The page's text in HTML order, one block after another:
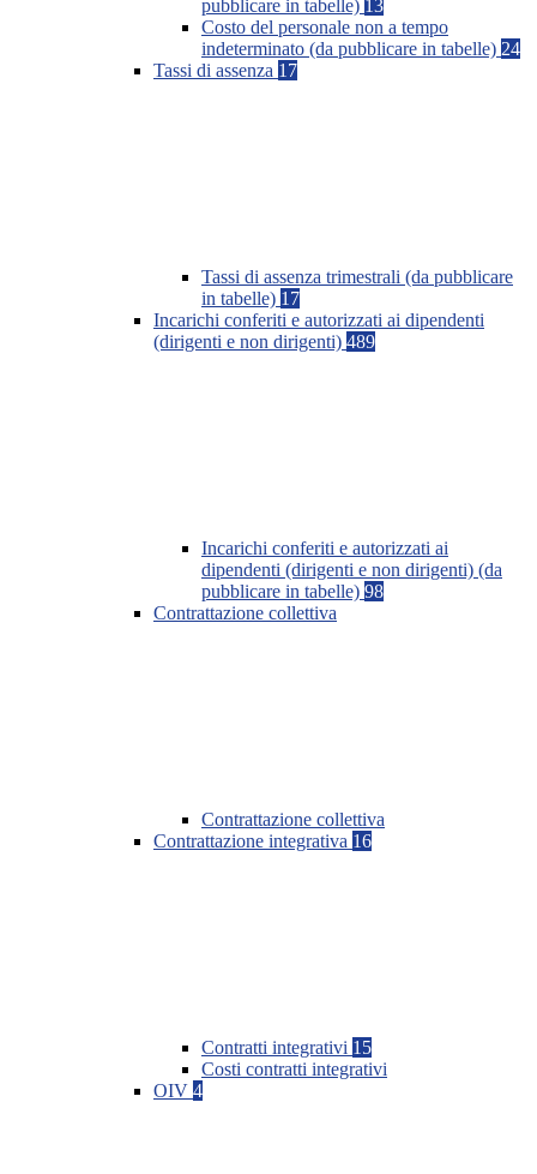
pubblicare in tabelle) 13
Costo del personale non a tempo
indeterminato (da pubblicare in tabelle) 24
Tassi di assenza 17
Tassi di assenza trimestrali (da pubblicare
in tabelle) 17
Incarichi conferiti e autorizzati ai dipendenti
(dirigenti e non dirigenti) 489
Incarichi conferiti e autorizzati ai
dipendenti (dirigenti e non dirigenti) (da
pubblicare in tabelle) 98
Contrattazione collettiva
Contrattazione collettiva
Contrattazione integrativa 16
Contratti integrativi 15
Costi contratti integrativi
OIV 4